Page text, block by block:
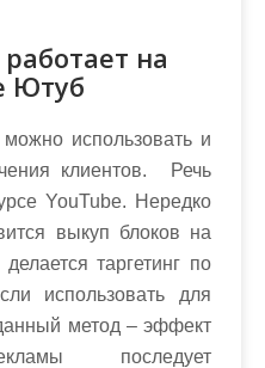
на
Ютуб
использовать и
клиентов. Речь
YouTube. Нередко
выкуп блоков на
таргетинг по
использовать для
метод – эффект
последует